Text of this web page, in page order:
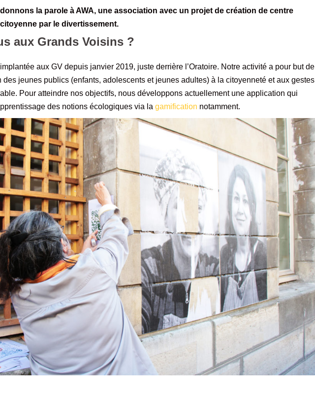
la parole à AWA, une association avec un projet de création de centre
par le divertissement.
aux Grands Voisins ?
aux GV depuis janvier 2019, juste derrière l’Oratoire. Notre activité a pour but de
des jeunes publics (enfants, adolescents et jeunes adultes) à la citoyenneté et aux gestes
Pour atteindre nos objectifs, nous développons actuellement une application qui
des notions écologiques via la gamification notamment.